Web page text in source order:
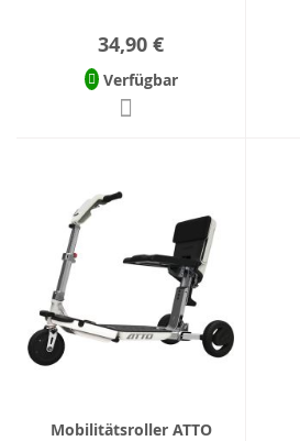
34,90 €
Verfügbar
Mobilitätsroller ATTO